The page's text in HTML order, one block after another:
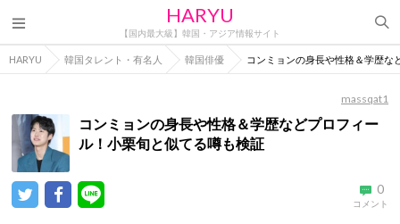
HARYU
【国内最大級】韓国・アジア情報サイト
HARYU 韓国タレント・有名人 韓国俳優 コンミョンの身長や性格＆学歴な
massqat1
コンミョンの身長や性格＆学歴などプロフィー
ル！小栗旬と似てる噂も検証
0
コメント